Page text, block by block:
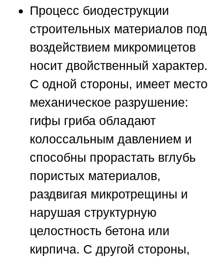
Процесс биодеструкции
строительных материалов под
воздействием микромицетов
носит двойственный характер.
С одной стороны, имеет место
механическое разрушение:
гифы гриба обладают
колоссальным давлением и
способны прорастать вглубь
пористых материалов,
раздвигая микротрещины и
нарушая структурную
целостность бетона или
кирпича. С другой стороны,